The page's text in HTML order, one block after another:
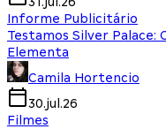
Informe Publicitário
Testamos Silver Palace:
Elementa
Camila Hortencio
30.jul.26
Filmes